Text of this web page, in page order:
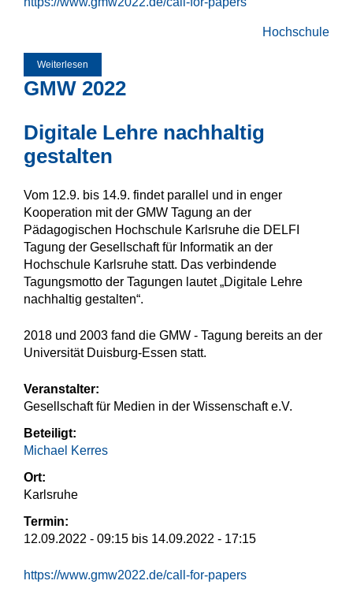
Hochschule
Weiterlesen
GMW 2022
Digitale Lehre nachhaltig
gestalten
Vom 12.9. bis 14.9. findet parallel und in enger
Kooperation mit der GMW Tagung an der
Pädagogischen Hochschule Karlsruhe die DELFI
Tagung der Gesellschaft für Informatik an der
Hochschule Karlsruhe statt. Das verbindende
Tagungsmotto der Tagungen lautet „Digitale Lehre
nachhaltig gestalten“.
2018 und 2003 fand die GMW - Tagung bereits an der
Universität Duisburg-Essen statt.
Veranstalter:
Gesellschaft für Medien in der Wissenschaft e.V.
Beteiligt:
Michael Kerres
Ort:
Karlsruhe
Termin:
12.09.2022 - 09:15 bis 14.09.2022 - 17:15
https://www.gmw2022.de/call-for-papers